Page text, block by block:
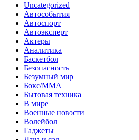
Uncategorized
Автособытия
Автоспорт
Автоэксперт
Актеры
Аналитика
Баскетбол
Безопасность
Безумный мир
Бокс/MMA
Бытовая техника
В мире
Военные новости
Волейбол
Гаджеты